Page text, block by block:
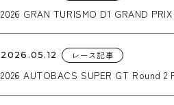
2026 GRAN TURISMO D1 GRAND
2026.05.12 レース記事
2026 AUTOBACS SUPER GT Round